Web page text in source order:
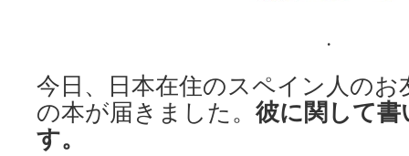
.
今日、日本在住のスペイン人の
の本が届きました。 彼に関して
す。